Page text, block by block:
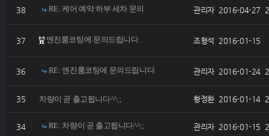
38 RE: 케어 예약 하부 세차 문의 관리자 2016-04-27
37 엔진룸코팅에 문의드립니다. 조형석 2016-01-15
36 RE: 엔진룸코팅에 문의드립니다. 관리자 2016-01-24
35 차량이 곧 출고됩니다^^;; 황정환 2016-01-14
34 RE: 차량이 곧 출고됩니다^^;; 관리자 2016-01-15